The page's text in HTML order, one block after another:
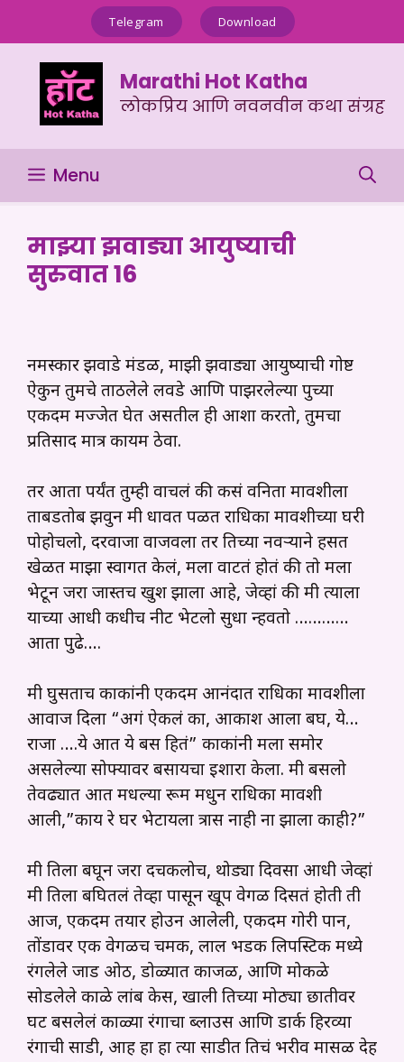
content
Telegram Download
Marathi Hot Katha
लोकप्रिय आणि नवनवीन कथा संग्रह
Menu
माझ्या झवाड्या आयुष्याची
सुरुवात 16
नमस्कार झवाडे मंडळी, माझी झवाड्या आयुष्याची गोष्ट
ऐकुन तुमचे ताठलेले लवडे आणि पाझरलेल्या पुच्या
एकदम मज्जेत घेत असतील ही आशा करतो, तुमचा
प्रतिसाद मात्र कायम ठेवा.
तर आता पर्यंत तुम्ही वाचलं की कसं वनिता मावशीला
ताबडतोब झवुन मी धावत पळत राधिका मावशीच्या घरी
पोहोचलो, दरवाजा वाजवला तर तिच्या नवऱ्याने हसत
खेळत माझा स्वागत केलं, मला वाटतं होतं की तो मला
भेटून जरा जास्तच खुश झाला आहे, जेव्हां की मी त्याला
याच्या आधी कधीच नीट भेटलो सुधा न्हवतो …………
आता पुढे….
मी घुसताच काकांनी एकदम आनंदात राधिका मावशीला
आवाज दिला “अगं ऐकलं का, आकाश आला बघ, ये…
राजा ….ये आत ये बस हितं” काकांनी मला समोर
असलेल्या सोफ्यावर बसायचा इशारा केला. मी बसलो
तेवढ्यात आत मधल्या रूम मधुन राधिका मावशी
आली,”काय रे घर भेटायला त्रास नाही ना झाला काही?”
मी तिला बघून जरा दचकलोच, थोड्या दिवसा आधी जेव्हां
मी तिला बघितलं तेव्हा पासून खूप वेगळी दिसतं होती ती
आज, एकदम तयार होउन आलेली, एकदम गोरी पान,
तोंडावर एक वेगळीच चमक, लाल भडक लिपस्टिक मध्ये
रंगलेले जाड ओठ, डोळ्यात काजळ, आणि मोकळे
सोडलेले काळे लांब केस, खाली तिच्या मोठ्या छातीवर
घट बसलेलं काळ्या रंगाचा ब्लाउस आणि डार्क हिरव्या
रंगाची साडी, आह हा हा त्या साडीत तिचं भरीव मासळ देह